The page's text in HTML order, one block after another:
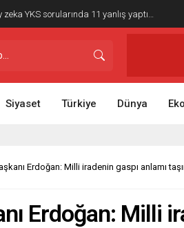
zeka YKS sorularında 11 yanlış yaptı…
Siyaset Türkiye Dünya
Erdoğan: Milli iradenin gaspı anlamı
Erdoğan: Milli